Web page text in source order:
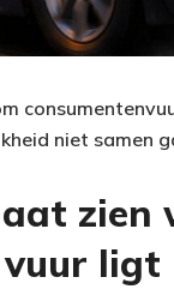
niet samen
zien
ligt